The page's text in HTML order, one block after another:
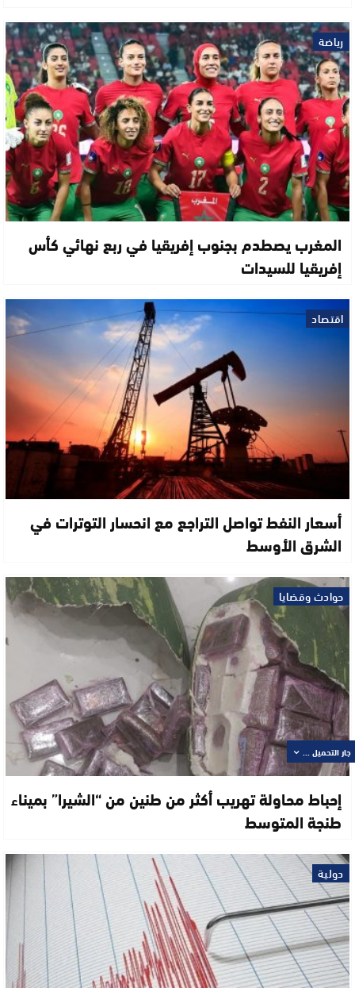
رياضة
المغرب يصطدم بجنوب إفريقيا في ربع نهائي كأس
إفريقيا للسيدات
اقتصاد
أسعار النفط تواصل التراجع مع انحسار التوترات في
الشرق الأوسط
حوادث وقضايا
إحباط محاولة تهريب أكثر من طنين من “الشيرا” بميناء
طنجة المتوسط
دولية
جار التحميل ...